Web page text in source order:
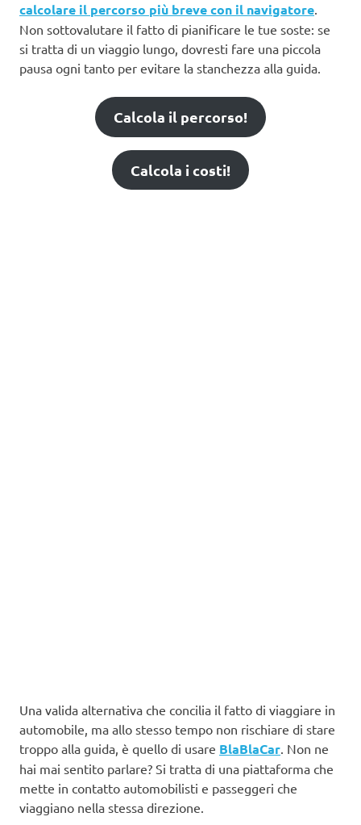
calcolare il percorso più breve con il navigatore.
Non sottovalutare il fatto di pianificare le tue soste: se
si tratta di un viaggio lungo, dovresti fare una piccola
pausa ogni tanto per evitare la stanchezza alla guida.
Calcola il percorso!
Calcola i costi!
Una valida alternativa che concilia il fatto di viaggiare in
automobile, ma allo stesso tempo non rischiare di stare
troppo alla guida, è quello di usare BlaBlaCar. Non ne
hai mai sentito parlare? Si tratta di una piattaforma che
mette in contatto automobilisti e passeggeri che
viaggiano nella stessa direzione.